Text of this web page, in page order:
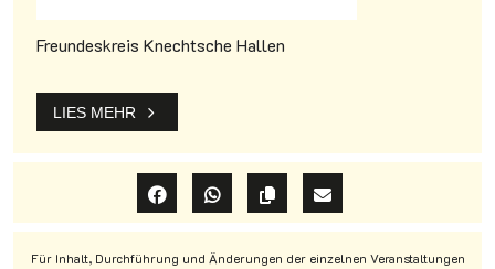
Freundeskreis Knechtsche Hallen
LIES MEHR
Für Inhalt, Durchführung und Änderungen der einzelnen Veranstaltungen